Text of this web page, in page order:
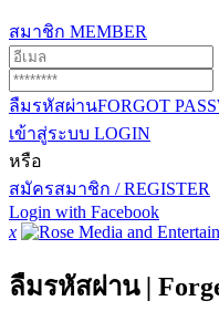
สมาชิก MEMBER
ลืมรหัสผ่านFORGOT
เข้าสู่ระบบ LOGIN
หรือ
สมัครสมาชิก / REGISTER
Login with Facebook
x
ลืมรหัสผ่าน |